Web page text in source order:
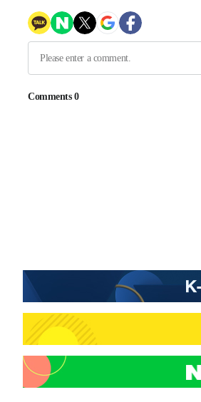
-28202초 전 >내일까지 39도 '펄펄'…기상
-27839초 전 >트럼프, 한국계 진보 주지
서울 열대야 15일째 지속
-11357초 전 >미 워싱턴주 스포캔 시의
-3530초 전 >
[속보] 호르무즈 해협 이란-
우 0.49%↑
임 3년 인터뷰
3시간 전 >[속보] "이란-오만, 호르무즈 해